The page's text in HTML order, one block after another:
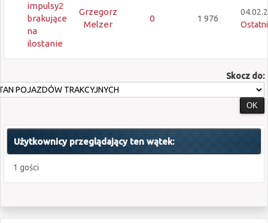
impulsy2
brakujące
na
ilostanie
Grzegorz
Melzer
0 1 976
Skocz do:
Użytkownicy przeglądający ten wątek:
1 gości